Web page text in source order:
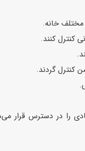
کنترل کنند.
کنترل گردند.
را در دسترس قرار